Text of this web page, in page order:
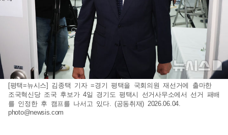
[평택=뉴시스] 김종택 기자 =경기 평택을 국회의원 재선거에 출마한
조국혁신당 조국 후보가 4일 경기도 평택시 선거사무소에서 선거 패배
를 인정한 후 캠프를 나서고 있다. (공동취재) 2026.06.04.
photo@newsis.com